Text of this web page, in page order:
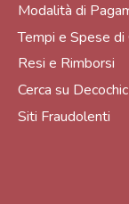
Modalità di
Tempi e Spese di
Resi e Rimborsi
Cerca su Decochic
Siti Fraudolenti